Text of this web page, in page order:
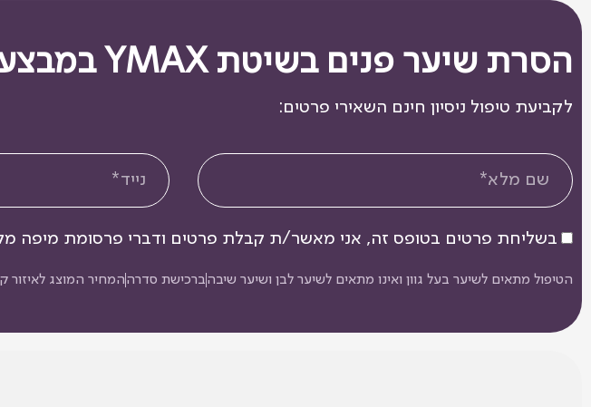
הסרת שיער פנים בשיטת YMAX במבצע מיוחד: החל מ-₪150 לטיפול
לקביעת טיפול ניסיון חינם השאירי פרטים:
בשליחת פרטים בטופס זה, אני מאשר/ת קבלת פרטים ודברי פרסומת מיפה
הטיפול מתאים לשיער בעל גוון ואינו מתאים לשיער לבן ושיער שיבהברכישת סדרההמחיר המוצג לאיזור